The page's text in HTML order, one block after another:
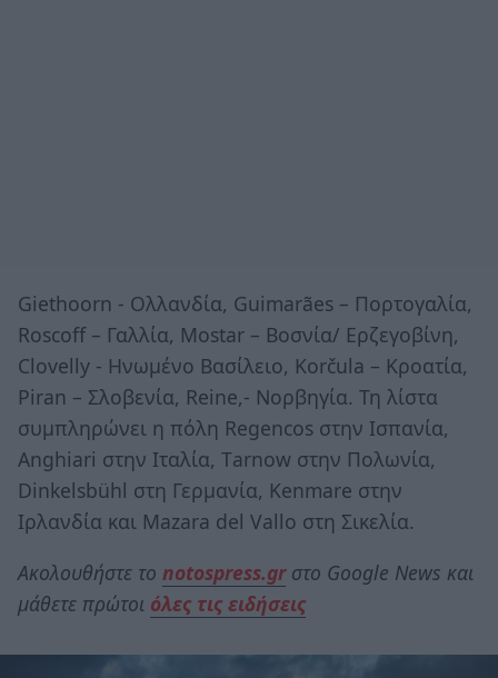
Giethoorn - Ολλανδία, Guimarães – Πορτογαλία,
Roscoff – Γαλλία, Mostar – Βοσνία/ Ερζεγοβίνη,
Clovelly - Ηνωμένο Βασίλειο, Korčula – Κροατία,
Piran – Σλοβενία, Reine,- Νορβηγία. Τη λίστα
συμπληρώνει η πόλη Regencos στην Ισπανία,
Anghiari στην Ιταλία, Τarnow στην Πολωνία,
Dinkelsbühl στη Γερμανία, Kenmare στην
Ιρλανδία και Mazara del Vallo στη Σικελία.
Ακολουθήστε το notospress.grστο Google News και
μάθετε πρώτοι όλες τις ειδήσεις